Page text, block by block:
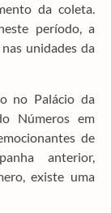
da coleta.
período, a
unidades da
no Palácio da
Números em
de
anterior,
existe uma